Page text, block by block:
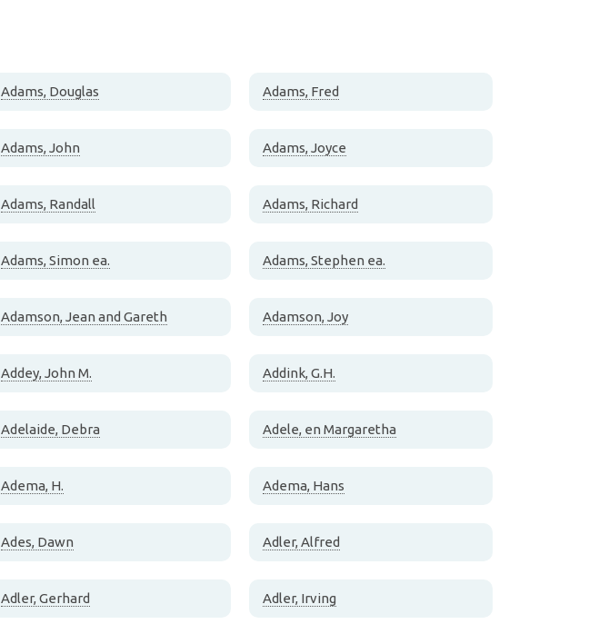
Adams, Douglas Adams, Fred
Adams, John Adams, Joyce
Adams, Randall Adams, Richard
Adams, Simon ea. Adams, Stephen ea.
Adamson, Jean and Gareth Adamson, Joy
Addey, John M. Addink, G.H.
Adelaide, Debra Adele, en Margaretha
Adema, H. Adema, Hans
Ades, Dawn Adler, Alfred
Adler, Gerhard Adler, Irving